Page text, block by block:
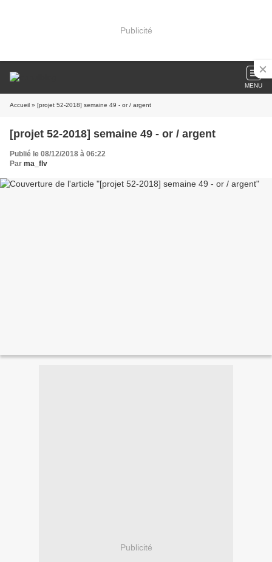
Publicité
MENU
Accueil » [projet 52-2018] semaine 49 - or / argent
[projet 52-2018] semaine 49 - or / argent
Publié le 08/12/2018 à 06:22
Par ma_flv
Publicité